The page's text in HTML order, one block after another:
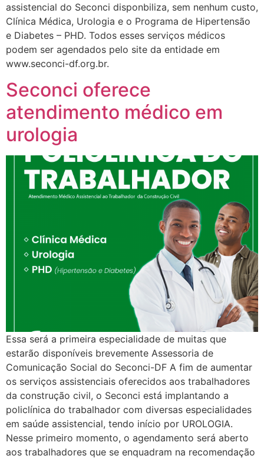
assistencial do Seconci disponbiliza, sem nenhum custo,
Clínica Médica, Urologia e o Programa de Hipertensão
e Diabetes – PHD. Todos esses serviços médicos
podem ser agendados pelo site da entidade em
www.seconci-df.org.br.
Seconci oferece
atendimento médico em
urologia
Essa será a primeira especialidade de muitas que
estarão disponíveis brevemente Assessoria de
Comunicação Social do Seconci-DF A fim de aumentar
os serviços assistenciais oferecidos aos trabalhadores
da construção civil, o Seconci está implantando a
policlínica do trabalhador com diversas especialidades
em saúde assistencial, tendo início por UROLOGIA.
Nesse primeiro momento, o agendamento será aberto
aos trabalhadores que se enquadram na recomendação